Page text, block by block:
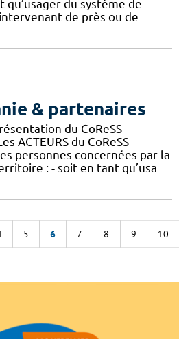
du système de
de près ou de
& partenaires
du CoReSS
ACTEURS du CoReSS
personnes concernées par la
: - soit en tant qu’usa
5 6 7 8 9 10